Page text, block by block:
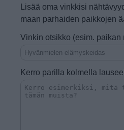
Lisää oma vinkkisi
maan parhaiden paikkojen
Vinkin otsikko (esim. paikan
Kerro parilla kolmella